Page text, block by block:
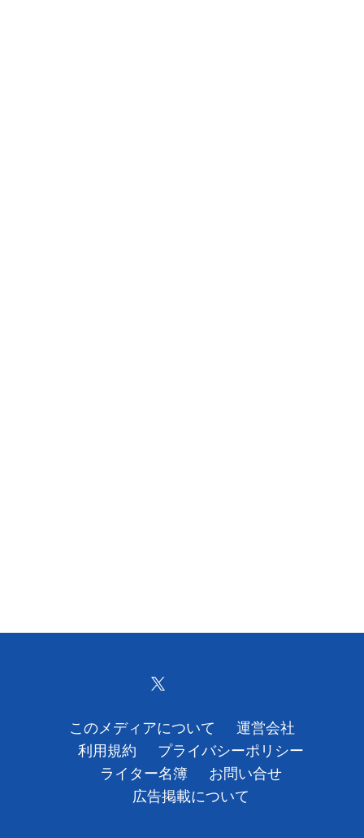
このメディアについて
運営会社
利用規約
プライバシーポリシー
ライター名簿
お問い合せ
広告掲載について